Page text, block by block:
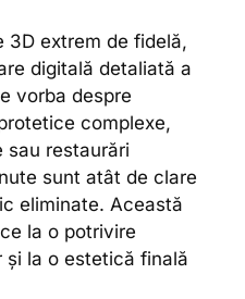
3D extrem de fidelă,
digitală detaliată a
vorba despre
complexe,
restaurări
sunt atât de clare
eliminate. Această
la o potrivire
și la o estetică finală